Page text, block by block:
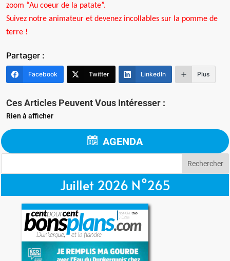
zoom “Au coeur de la patate”.
Suivez notre animateur et devenez incollables sur la pomme de
terre !
Partager :
Facebook Twitter LinkedIn Plus
Ces Articles Peuvent Vous Intéresser :
Rien à afficher
AGENDA
Juillet 2026 N°265